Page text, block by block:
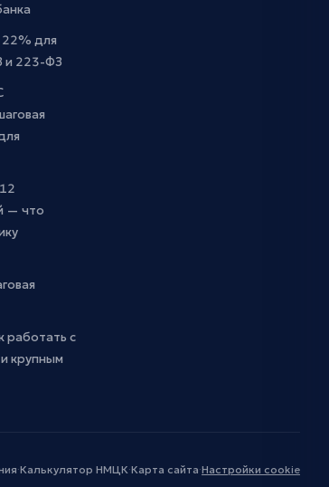
для
и 223-ФЗ
— что
работать с
крупным
·Калькулятор НМЦК·Карта сайта·Настройки cookie